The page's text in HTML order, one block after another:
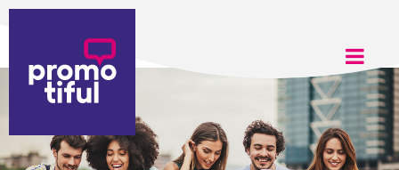
Adicione aqui o texto do seu título